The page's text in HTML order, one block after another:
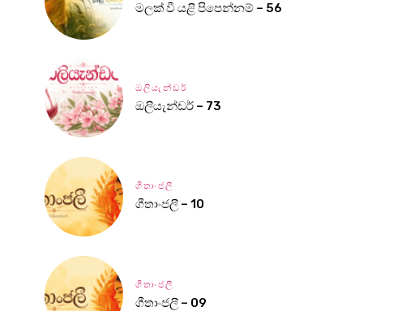
මලක් වී යළි පිපෙන්නම් – 56
ඔලියැන්ඩර්
ඔලියැන්ඩර් – 73
ගීතාංජලී
ගීතාංජලී – 10
ගීතාංජලී
ගීතාංජලී – 09